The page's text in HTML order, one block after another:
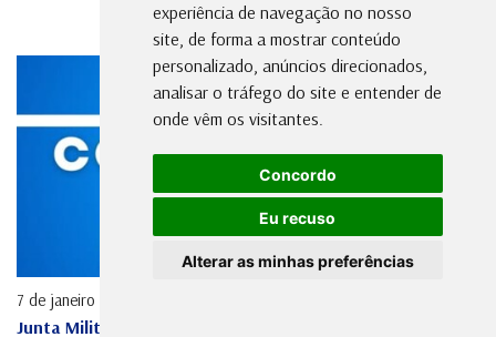
experiência de navegação no nosso
site, de forma a mostrar conteúdo
personalizado, anúncios direcionados,
analisar o tráfego do site e entender de
onde vêm os visitantes.
Concordo
Eu recuso
Alterar as minhas preferências
7 de janeiro de 2025
Junta Militar convoca jovens para Seleção Complementar